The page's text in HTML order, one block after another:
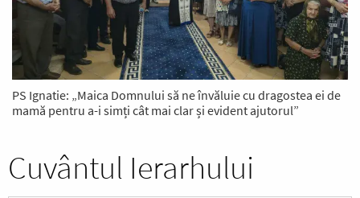
PS Ignatie: „Maica Domnului să ne învăluie cu dragostea ei de
mamă pentru a-i simți cât mai clar și evident ajutorul”
Cuvântul Ierarhului